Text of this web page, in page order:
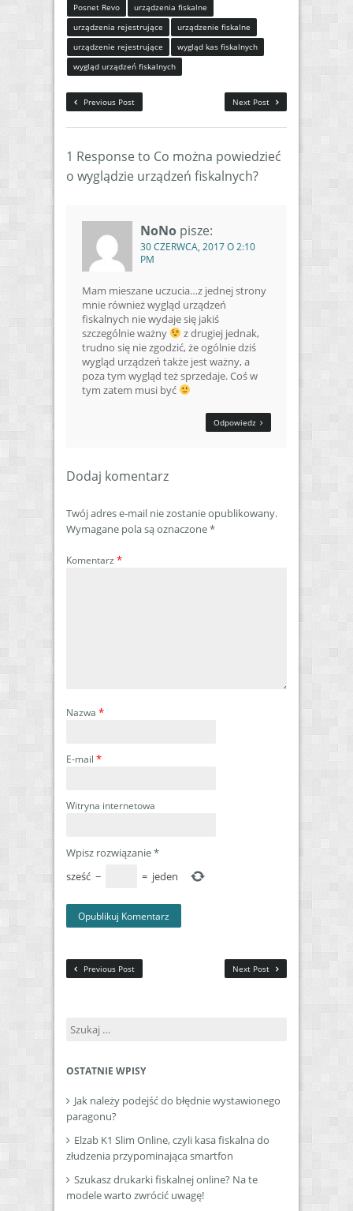
Posnet Revo
urządzenia fiskalne
urządzenia rejestrujące
urządzenie fiskalne
urządzenie rejestrujące
wygląd kas fiskalnych
wygląd urządzeń fiskalnych
Next Post
Previous Post
1 Response to Co można powiedzieć
o wyglądzie urządzeń fiskalnych?
NoNo pisze:
30 CZERWCA, 2017 O 2:10
PM
Mam mieszane uczucia…z jednej strony
mnie również wygląd urządzeń
fiskalnych nie wydaje się jakiś
szczególnie ważny
z drugiej jednak,
trudno się nie zgodzić, że ogólnie dziś
wygląd urządzeń także jest ważny, a
poza tym wygląd też sprzedaje. Coś w
tym zatem musi być
Odpowiedz
Dodaj komentarz
Twój adres e-mail nie zostanie opublikowany.
Wymagane pola są oznaczone*
Komentarz *
Nazwa *
E-mail *
Witryna internetowa
Wpisz rozwiązanie*
sześć − = jeden
Next Post
Previous Post
Szukaj:
OSTATNIE WPISY
Jak należy podejść do błędnie wystawionego
paragonu?
Elzab K1 Slim Online, czyli kasa fiskalna do
złudzenia przypominająca smartfon
Szukasz drukarki fiskalnej online? Na te
modele warto zwrócić uwagę!